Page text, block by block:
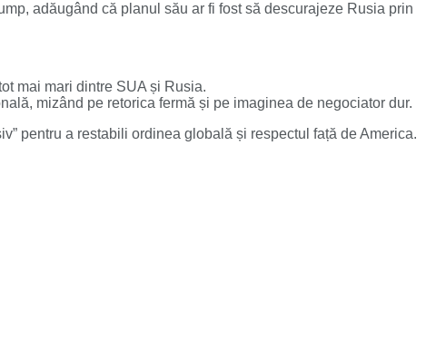
adăugând că planul său ar fi fost să descurajeze Rusia prin
mai mari dintre SUA și Rusia.
mizând pe retorica fermă și pe imaginea de negociator dur.
pentru a restabili ordinea globală și respectul față de America.